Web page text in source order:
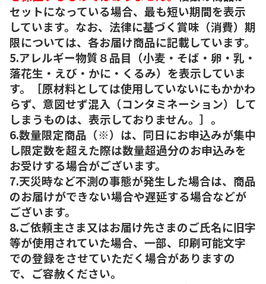
セットになっている場合、最も短い期間を表示
しています。なお、法律に基づく賞味（消費）期
限については、各お届け商品に記載しています。
5.アレルギー物質８品目（小麦・そば・卵・乳・
落花生・えび・かに・くるみ）を表示していま
す。［原材料としては使用していないにもかかわ
らず、意図せず混入（コンタミネーション）して
しまうものは、表示しておりません。］。
6.数量限定商品（※）は、同日にお申込みが集中
し限定数を超えた際は数量超過分のお申込みを
お受けする場合がございます。
7.天災時など不測の事態が発生した場合は、商品
のお届けができない場合や遅延する場合などが
ございます。
8.ご依頼主さま又はお届け先さまのご氏名に旧字
等が使用されていた場合、一部、印刷可能文字
での登録をさせていただく場合がありますの
で、ご容赦ください。